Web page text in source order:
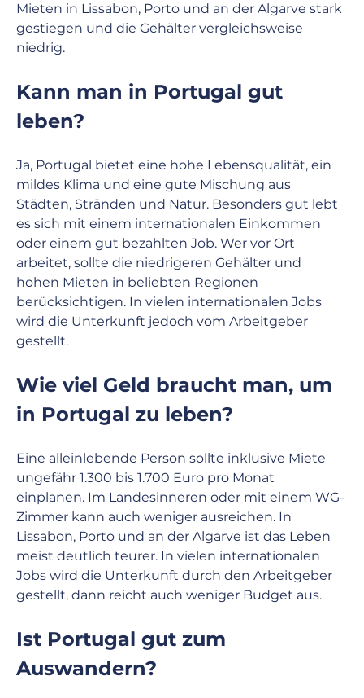
Mieten in Lissabon, Porto und an der Algarve stark
gestiegen und die Gehälter vergleichsweise
niedrig.
Kann man in Portugal gut
leben?
Ja, Portugal bietet eine hohe Lebensqualität, ein
mildes Klima und eine gute Mischung aus
Städten, Stränden und Natur. Besonders gut lebt
es sich mit einem internationalen Einkommen
oder einem gut bezahlten Job. Wer vor Ort
arbeitet, sollte die niedrigeren Gehälter und
hohen Mieten in beliebten Regionen
berücksichtigen. In vielen internationalen Jobs
wird die Unterkunft jedoch vom Arbeitgeber
gestellt.
Wie viel Geld braucht man, um
in Portugal zu leben?
Eine alleinlebende Person sollte inklusive Miete
ungefähr 1.300 bis 1.700 Euro pro Monat
einplanen. Im Landesinneren oder mit einem WG-
Zimmer kann auch weniger ausreichen. In
Lissabon, Porto und an der Algarve ist das Leben
meist deutlich teurer. In vielen internationalen
Jobs wird die Unterkunft durch den Arbeitgeber
gestellt, dann reicht auch weniger Budget aus.
Ist Portugal gut zum
Auswandern?